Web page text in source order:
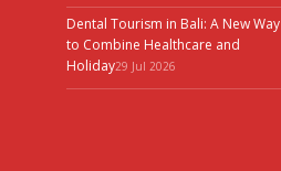
Dental Tourism in Bali: A New Way
to Combine Healthcare and
Holiday29 Jul 2026